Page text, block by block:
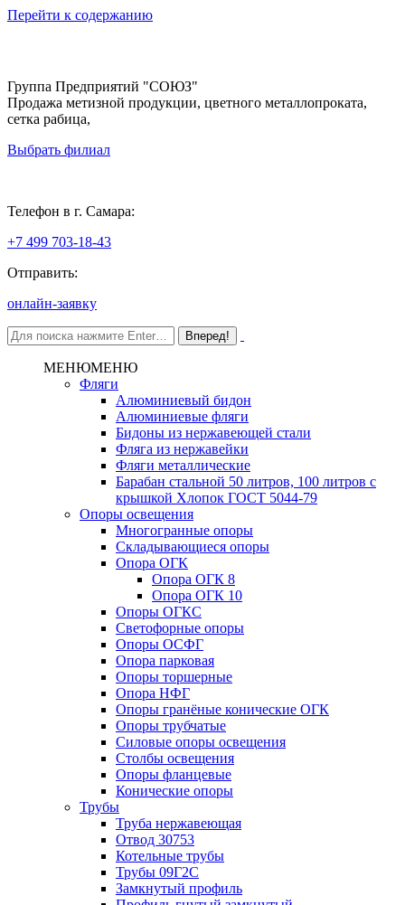
Перейти к содержанию
Группа Предприятий "СОЮЗ"
Продажа метизной продукции, цветного металлопроката,
сетка рабица,
Выбрать филиал
Телефон в г. Самара:
+7 499 703-18-43
Отправить:
онлайн-заявку
МЕНЮМЕНЮ
Фляги
Алюминиевый бидон
Алюминиевые фляги
Бидоны из нержавеющей стали
Фляга из нержавейки
Фляги металлические
Барабан стальной 50 литров, 100 литров с
крышкой Хлопок ГОСТ 5044-79
Опоры освещения
Многогранные опоры
Складывающиеся опоры
Опора ОГК
Опора ОГК 8
Опора ОГК 10
Опоры ОГКС
Светофорные опоры
Опоры ОСФГ
Опора парковая
Опоры торшерные
Опора НФГ
Опоры гранёные конические ОГК
Опоры трубчатые
Силовые опоры освещения
Столбы освещения
Опоры фланцевые
Конические опоры
Трубы
Труба нержавеющая
Отвод 30753
Котельные трубы
Трубы 09Г2С
Замкнутый профиль